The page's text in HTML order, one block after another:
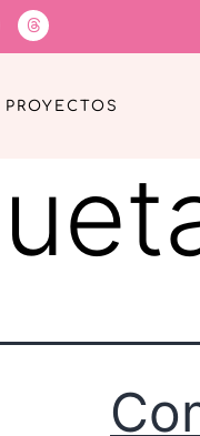
PROYECTOS